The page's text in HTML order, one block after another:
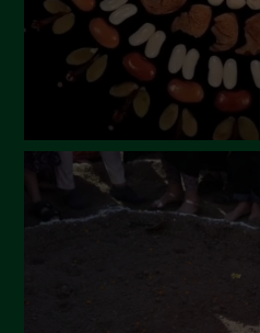
Marzo 2023
Febbraio 2023
Dicembre 2022
Novembre 2022
Ottobre 2022
Settembre 2022